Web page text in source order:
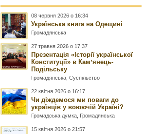
08 червня 2026 о 16:34
Українська книга на Одещині
Громадянська
27 травня 2026 о 17:37
Презентація «Історії української
Конституції» в Камʼянець-
Подільську
Громадянська ,Суспільство
22 квітня 2026 о 16:17
Чи діждемося ми поваги до
українців у воюючій Україні?
Громадська думка Громадянська
15 квітня 2026 о 21:57